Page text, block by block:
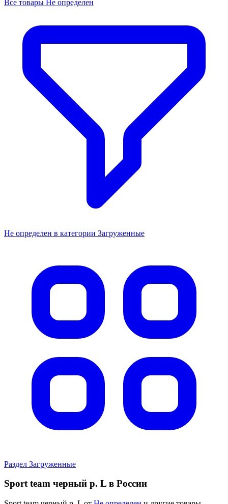
Все товары Не определен
Не определен в категории Загруженные
Раздел Загруженные
Sport team черный р. L в России